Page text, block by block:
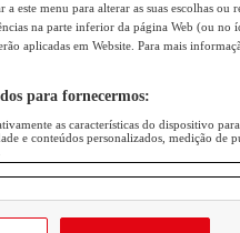
este menu para alterar as suas escolhas ou
na parte inferior da página Web (ou no
aplicadas em Website. Para mais
para fornecermos:
as características do dispositivo
e conteúdos personalizados, medição de